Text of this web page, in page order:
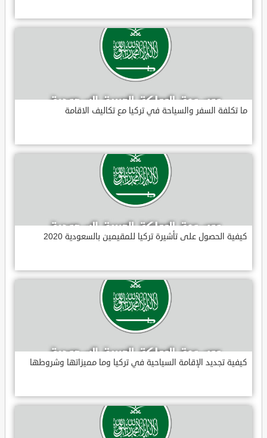
ما تكلفة السفر والسياحة في تركيا مع تكاليف الاقامة
كيفية الحصول على تأشيرة تركيا للمقيمين بالسعودية 2020
كيفية تجديد الإقامة السياحية في تركيا وما مميزاتها وشروطها